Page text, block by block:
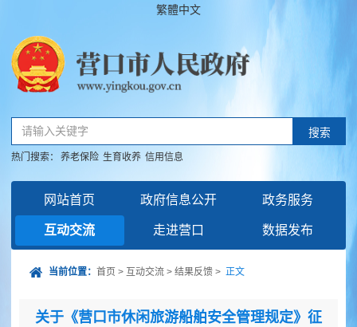
繁體中文
请输入关键字 搜索
热门搜索： 养老保险 生育收养 信用信息
网站首页 政府信息公开 政务服务
互动交流 走进营口 数据发布
当前位置： 首页 > 互动交流 > 结果反馈 > 正文
关于《营口市休闲旅游船舶安全管理规定》征